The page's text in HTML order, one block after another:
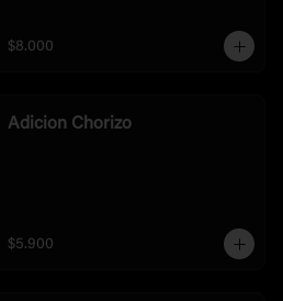
$8.000
Adicion Chorizo
$5.900